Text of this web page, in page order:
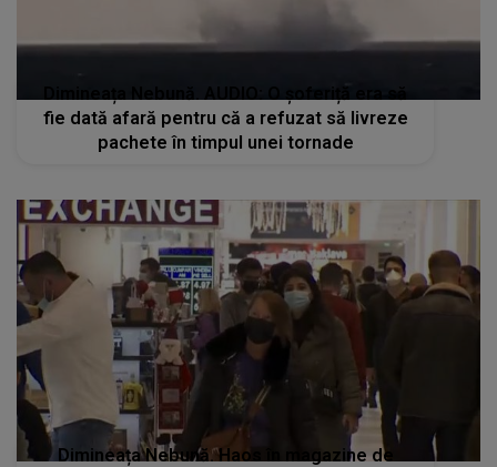
fie dată afară pentru că a refuzat să livreze
pachete în timpul unei tornade
Dimineața Nebună. Haos în magazine de